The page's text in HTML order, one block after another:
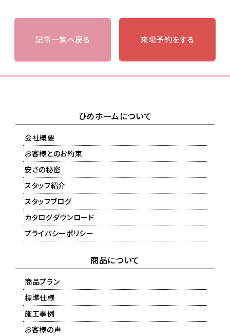
記事一覧へ戻る 来場予約をする
ひめホームについて
会社概要
お客様とのお約束
安さの秘密
スタッフ紹介
スタッフブログ
カタログダウンロード
プライバシーポリシー
商品について
商品プラン
標準仕様
施工事例
お客様の声